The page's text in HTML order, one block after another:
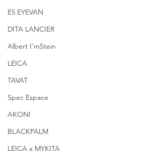
E5 EYEVAN
DITA LANCIER
Albert I'mStein
LEICA
TAVAT
Spec Espace
AKONI
BLACKPALM
LEICA x MYKITA